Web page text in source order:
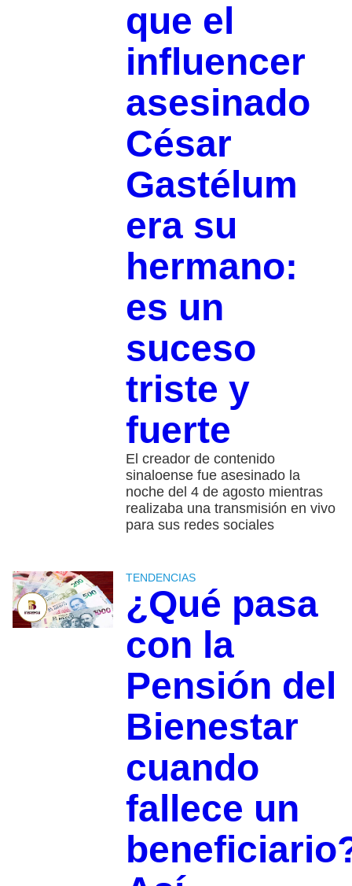
que el
influencer
asesinado
César
Gastélum
era su
hermano:
es un
suceso
triste y
fuerte
El creador de contenido
sinaloense fue asesinado la
noche del 4 de agosto mientras
realizaba una transmisión en vivo
para sus redes sociales
TENDENCIAS
¿Qué pasa
con la
Pensión del
Bienestar
cuando
fallece un